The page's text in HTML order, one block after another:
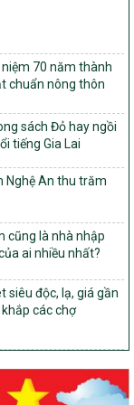
chuỗi giá trị thuộc
nghèo bền vững
hiện Chương trình
giảm nghèo bền
bào dân tộc thiểu
I: Từ năm 2026
điều kiện thuộc Bộ
– 2030 thuộc
và Môi trường
dựng nông thôn
tế – xã hội vùng
2026-2035, giai
niệm 70 năm thành
chuẩn nông thôn
sách Đỏ hay ngồi
tiếng Gia Lai
Nghệ An thu trăm
cũng là nhà nhập
ai nhiều nhất?
siêu độc, lạ, giá gần
các chợ